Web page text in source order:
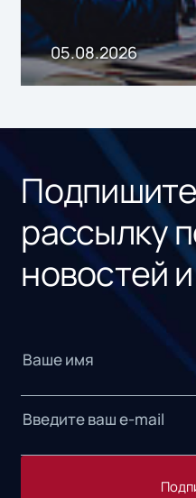
05.08.2026
рассылку
новостей